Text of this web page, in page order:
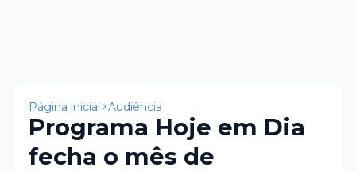
Página inicial Audiência
Programa Hoje em Dia
fecha o mês de